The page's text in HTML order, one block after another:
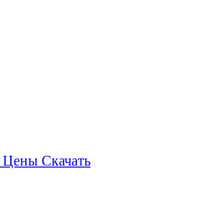
Цены Скачать